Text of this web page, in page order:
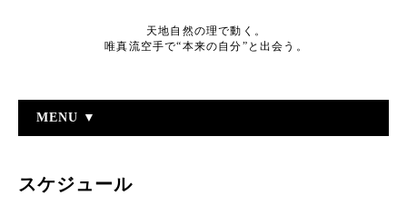
天地自然の理で動く。
唯真流空手で“本来の自分”と出会う。
MENU ▼
スケジュール